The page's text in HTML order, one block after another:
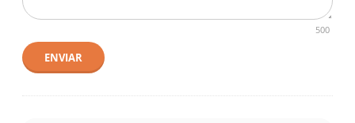
500
ENVIAR